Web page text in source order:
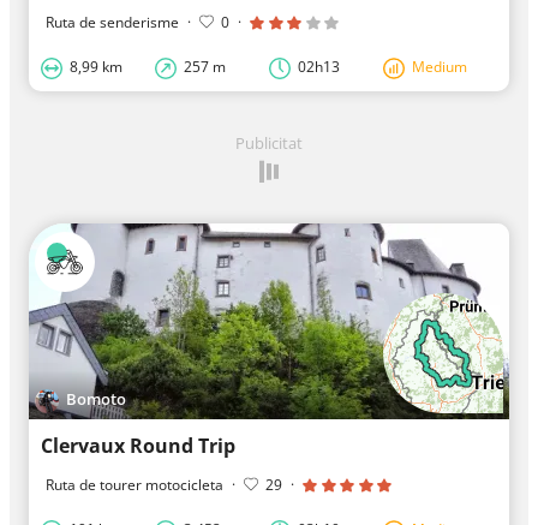
Ruta de senderisme · 0 ·
8,99 km 257 m 02h13 Medium
Publicitat
Bomoto
Clervaux Round Trip
Ruta de tourer motocicleta · 29 ·